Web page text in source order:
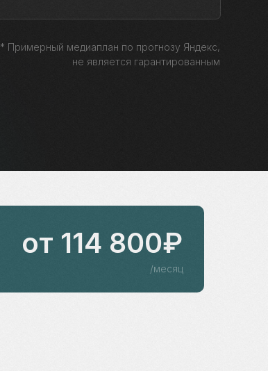
* Примерный медиаплан по прогнозу Яндекс,
не является гарантированным
/месяц
от 114 800₽